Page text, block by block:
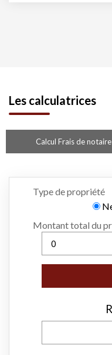
Les calculatrices
Calcul Frais de notaire